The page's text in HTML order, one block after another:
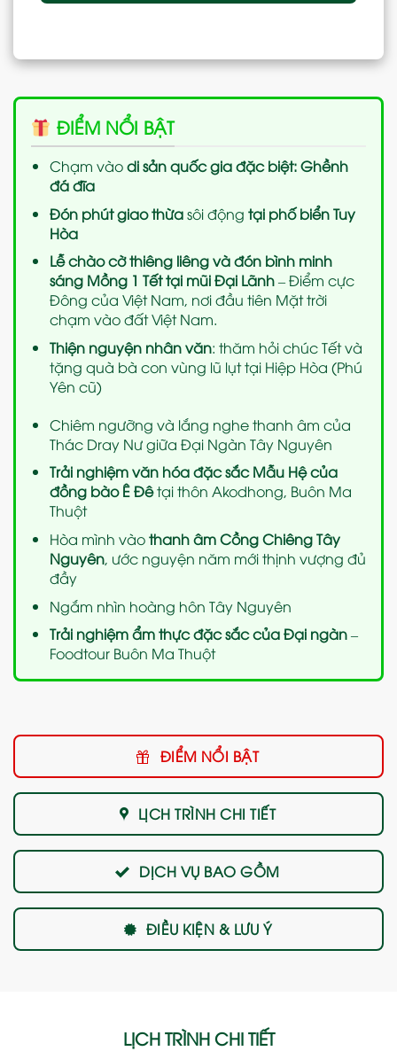
ĐIỂM NỔI BẬT
Chạm vàodi sản quốc gia đặc biệt: Ghềnh
đá đĩa
Đón phút giao thừasôi động tại phố biển Tuy
Hòa
Lễ chào cờ thiêng liêng và đón bình minh
sáng Mồng 1 Tết tại mũi Đại Lãnh– Điểm cực
Đông của Việt Nam, nơi đầu tiên Mặt trời
chạm vào đất Việt Nam.
Thiện nguyện nhân văn: thăm hỏi chúc Tết và
tặng quà bà con vùng lũ lụt tại Hiệp Hòa (Phú
Yên cũ)
Chiêm ngưỡng và lắng nghe thanh âm của
Thác Dray Nư giữa Đại Ngàn Tây Nguyên
Trải nghiệm văn hóa đặc sắc Mẫu Hệ của
đồng bào Ê Đêtại thôn Akodhong, Buôn Ma
Thuột
Hòa mình vàothanh âm Cồng Chiêng Tây
Nguyên, ước nguyện năm mới thịnh vượng đủ
đầy
Ngắm nhìn hoàng hôn Tây Nguyên
Trải nghiệm ẩm thực đặc sắc của Đại ngàn–
Foodtour Buôn Ma Thuột
LỊCH TRÌNH CHI TIẾT
ĐIỂM NỔI BẬT
LỊCH TRÌNH CHI TIẾT
DỊCH VỤ BAO GỒM
ĐIỀU KIỆN & LƯU Ý